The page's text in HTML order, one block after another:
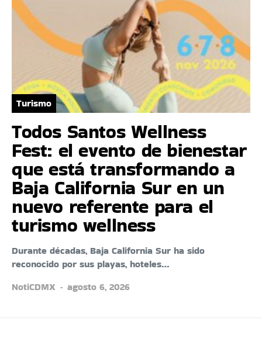
Turismo
Todos Santos Wellness
Fest: el evento de bienestar
que está transformando a
Baja California Sur en un
nuevo referente para el
turismo wellness
Durante décadas, Baja California Sur ha sido
reconocido por sus playas, hoteles…
NotiCDMX
agosto 6, 2026